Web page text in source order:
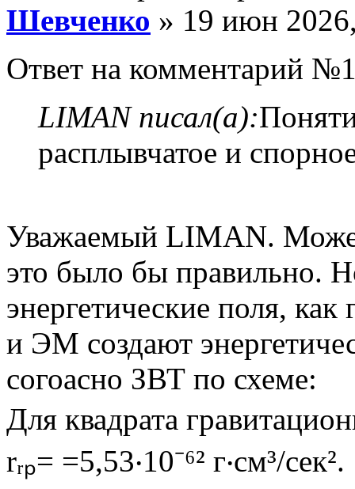
Шевченко » 19 июн
Ответ на комментарий
LIMAN писал(а):
расплывчатое и
Уважаемый LIMАN.
это было бы правильно.
энергетические поля, как
и ЭМ создают
согоасно ЗВТ по схеме:
Для квадрата
rᵣₚ= =5,53‧10⁻⁶² г‧см³/сек².